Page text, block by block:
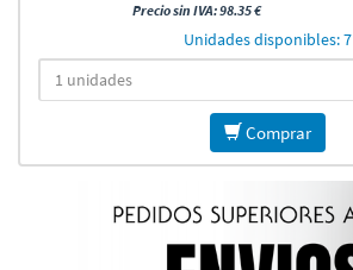
Precio sin IVA: 98.35 €
Unidades disponibles: 7
Comprar